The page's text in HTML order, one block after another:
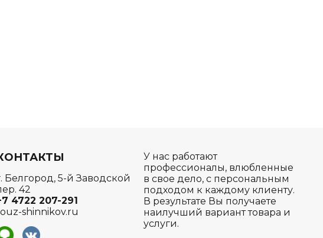
У нас работают
профессионалы, влюбленные
в свое дело, с персональным
подходом к каждому клиенту.
В результате Вы получаете
наилучший вариант товара и
услуги.
Белгород, 5-й Заводской
42
4722 207-291
shinnikov.ru